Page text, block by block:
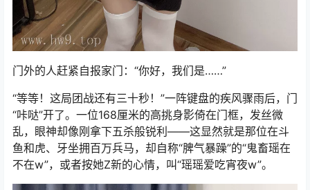
门外的人赶紧自报家门：“你好，我们是……”
“等等！这局团战还有三十秒！”一阵键盘的疾风骤雨后，门
“咔哒”开了。一位168厘米的高挑身影倚在门框，发丝微
乱，眼神却像刚拿下五杀般锐利——这显然就是那位在斗
鱼和虎、牙坐拥百万兵马，却自称“脾气暴躁”的“鬼畜瑶在
不在w”，或者按她Z新的心情，叫“瑶瑶爱吃宵夜w”。